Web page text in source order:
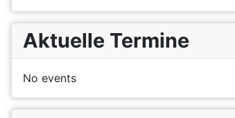
Aktuelle Termine
No events